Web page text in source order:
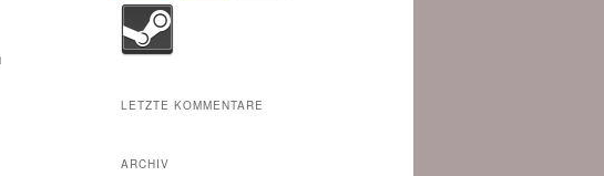
LETZTE KOMMENTARE
ARCHIV